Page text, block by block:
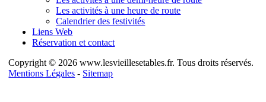
Les activités à une heure de route
Calendrier des festivités
Liens Web
Réservation et contact
Copyright © 2026 www.lesvieillesetables.fr. Tous droits réservés.
Mentions Légales - Sitemap